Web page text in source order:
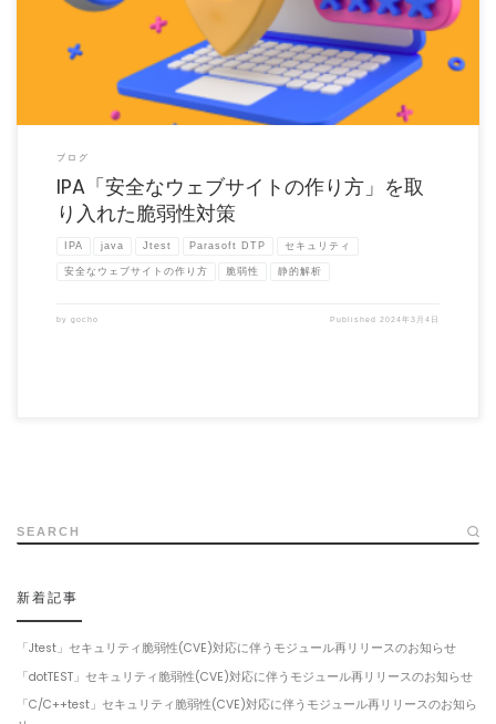
ブログ
IPA「安全なウェブサイトの作り方」を取
り入れた脆弱性対策
IPA java Jtest Parasoft DTP セキュリティ
安全なウェブサイトの作り方 脆弱性 静的解析
by gocho Published 2024年3月4日
SEARCH
新着記事
「Jtest」セキュリティ脆弱性(CVE)対応に伴うモジュール再リリースのお知らせ
「dotTEST」セキュリティ脆弱性(CVE)対応に伴うモジュール再リリースのお知らせ
「C/C++test」セキュリティ脆弱性(CVE)対応に伴うモジュール再リリースのお知ら